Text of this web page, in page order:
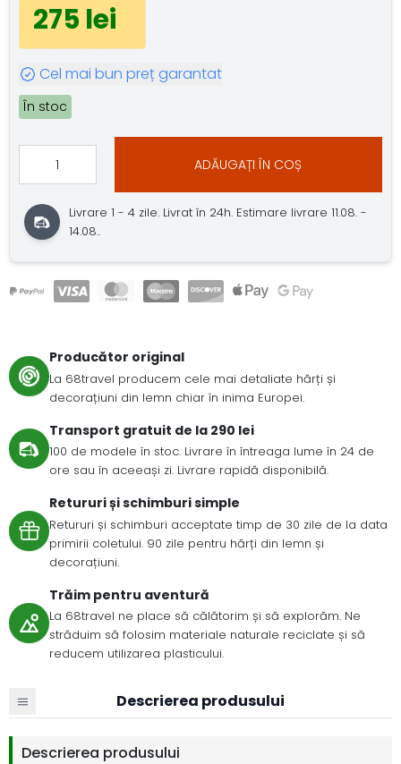
275 lei
Cel mai bun preț garantat
În stoc
ADĂUGAȚI ÎN COȘ
Livrare 1 - 4 zile. Livrat în 24h. Estimare livrare 11.08. -
14.08..
Producător original
La 68travel producem cele mai detaliate hărți și
decorațiuni din lemn chiar în inima Europei.
Transport gratuit de la 290 lei
100 de modele în stoc. Livrare în întreaga lume în 24 de
ore sau în aceeași zi. Livrare rapidă disponibilă.
Retururi și schimburi simple
Retururi și schimburi acceptate timp de 30 zile de la data
primirii coletului. 90 zile pentru hărți din lemn și
decorațiuni.
Trăim pentru aventură
La 68travel ne place să călătorim și să explorăm. Ne
străduim să folosim materiale naturale reciclate și să
reducem utilizarea plasticului.
Descrierea produsului
Descrierea produsului